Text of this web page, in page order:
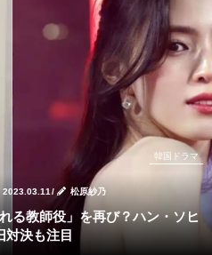
2023.03.11 / 松原紗乃
韓国ドラマ
対決も注目